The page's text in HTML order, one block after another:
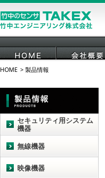
HOME
HOME 製品情報
セキュリティ用システム
機器
無線機器
映像機器